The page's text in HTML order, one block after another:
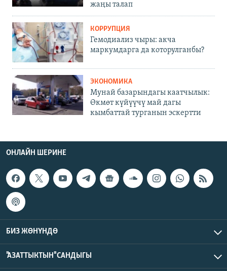
жаңы талап
КОРРУПЦИЯ
Гемодиализ чыры: акча
маркумдарга да которулганбы?
ЭКОНОМИКА
Мунай базарындагы каатчылык:
Өкмөт күйүүчү май дагы
кымбаттай турганын эскертти
ОНЛАЙН ШЕРИНЕ
БИЗ ЖӨНҮНДӨ
"АЗАТТЫКТЫН" САНДЫГЫ